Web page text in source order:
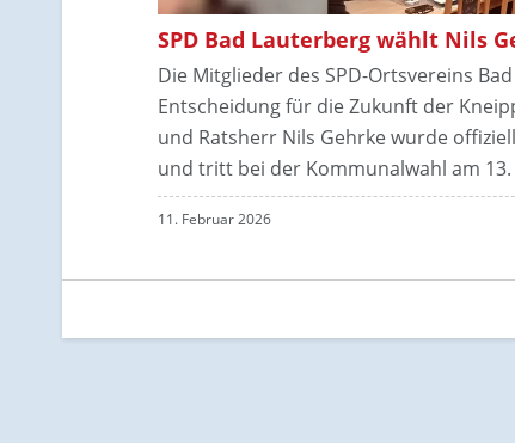
SPD Bad Lauterberg wählt Nils
Die Mitglieder des SPD-Ortsvereins
Entscheidung für die Zukunft der
und Ratsherr Nils Gehrke wurde
und tritt bei der Kommunalwahl am
11. Februar 2026